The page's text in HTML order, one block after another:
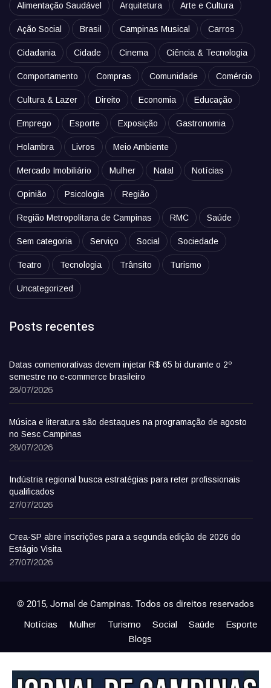
Alimentação Saudável Arquitetura Arte e Cultura
Ação Social Brasil Campinas Musical Carros
Cidadania Cidade Cinema Ciência & Tecnologia
Comportamento Compras Comunidade Comércio
Cultura & Lazer Direito Economia Educação
Emprego Esporte Exposição Gastronomia
Holambra Livros Meio Ambiente
Mercado Imobiliário Mulher Natal Notícias
Opinião Psicologia Região
Região Metropolitana de Campinas RMC Saúde
Sem categoria Serviço Social Sociedade
Teatro Tecnologia Trânsito Turismo
Uncategorized
Posts recentes
Datas comemorativas devem injetar R$ 65 bi durante o 2º
semestre no e-commerce brasileiro
28/07/2026
Música e literatura são destaques na programação de agosto
no Sesc Campinas
28/07/2026
Indústria regional busca estratégias para reter profissionais
qualificados
27/07/2026
Crea-SP abre inscrições para a segunda edição de 2026 do
Estágio Visita
27/07/2026
© 2015, Jornal de Campinas. Todos os direitos reservados
Notícias Mulher Turismo Social Saúde
Esporte
Blogs